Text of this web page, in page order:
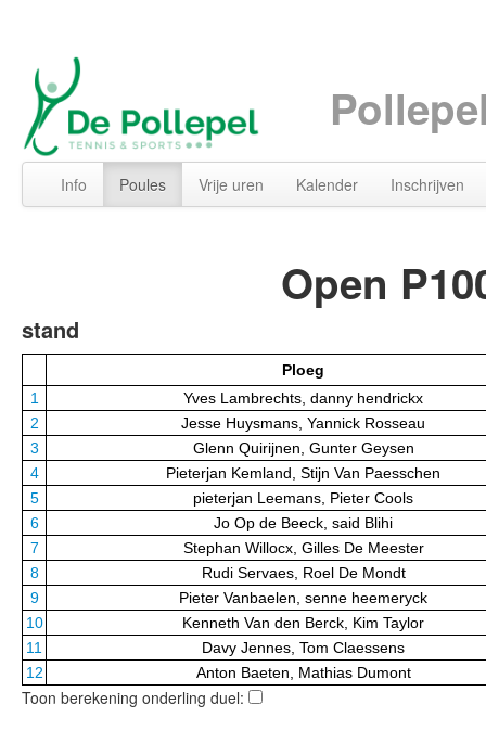
Info Poules Vrije uren Kalender Inschrijven
Open
stand
Ploeg
1
Yves Lambrechts, danny hendrickx
2
Jesse Huysmans, Yannick Rosseau
3
Glenn Quirijnen, Gunter Geysen
4
Pieterjan Kemland, Stijn Van Paesschen
5
pieterjan Leemans, Pieter Cools
6
Jo Op de Beeck, said Blihi
7
Stephan Willocx, Gilles De Meester
8
Rudi Servaes, Roel De Mondt
9
Pieter Vanbaelen, senne heemeryck
10
Kenneth Van den Berck, Kim Taylor
11
Davy Jennes, Tom Claessens
12
Anton Baeten, Mathias Dumont
Toon berekening onderling duel: